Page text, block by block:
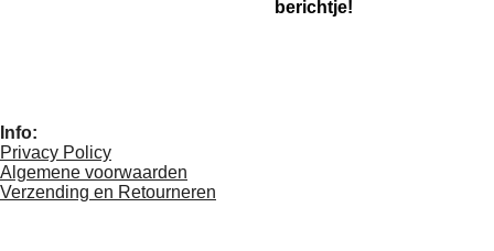
berichtje!
Info:
Privacy Policy
Algemene voorwaarden
Verzending en Retourneren